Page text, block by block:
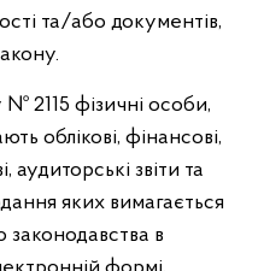
та/або документів,
№ 2115 фізичні особи,
облікові, фінансові,
аудиторські звіти та
яких вимагається
законодавства в